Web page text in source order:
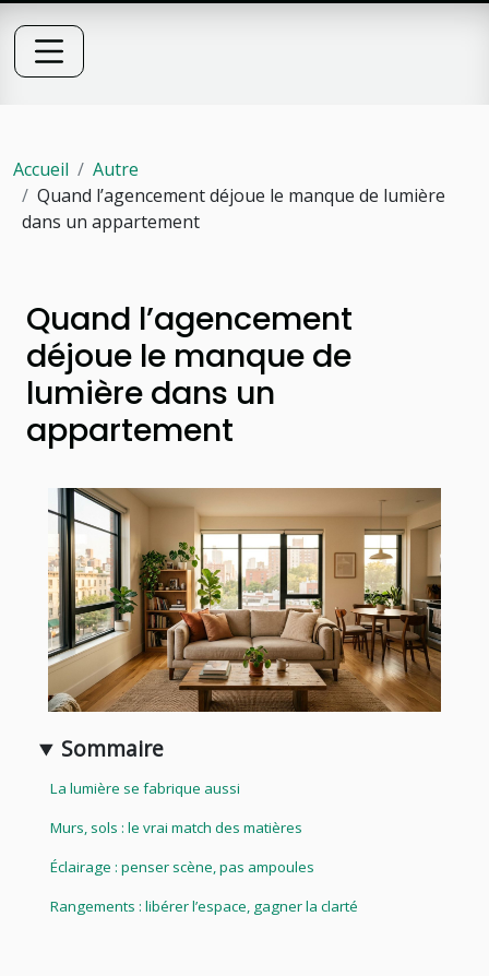
Accueil
Autre
Quand l’agencement déjoue le manque de lumière
dans un appartement
Quand l’agencement
déjoue le manque de
lumière dans un
appartement
Sommaire
La lumière se fabrique aussi
Murs, sols : le vrai match des matières
Éclairage : penser scène, pas ampoules
Rangements : libérer l’espace, gagner la clarté